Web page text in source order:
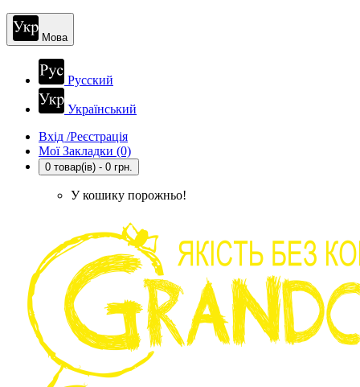
Мова
Русский
Український
Вхід /Реєстрація
Мої Закладки (0)
0 товар(ів) - 0 грн.
У кошику порожньо!